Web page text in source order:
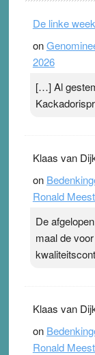
topsporters.
terwijl ze
pleister geen
De linke
on
2026
[…] Al
Klaas van
on
Ronald
De
maal de
Klaas van
on
Ronald